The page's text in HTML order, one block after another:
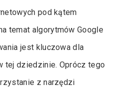
pod kątem
temat algorytmów Google
jest kluczowa dla
tej dziedzinie. Oprócz tego
z narzędzi